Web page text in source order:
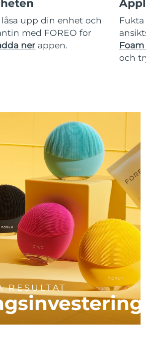
upp din enhet och
med FOREO for
ner appen.
Foam
och
RESULTAT